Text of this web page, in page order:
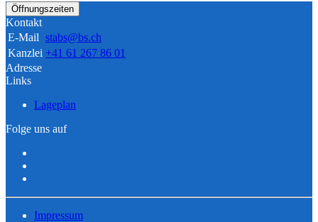
Öffnungszeiten
Kontakt
E-Mail stabs@bs.ch
Kanzlei +41 61 267 86 01
Adresse
Links
Lageplan
Folge uns auf
Impressum